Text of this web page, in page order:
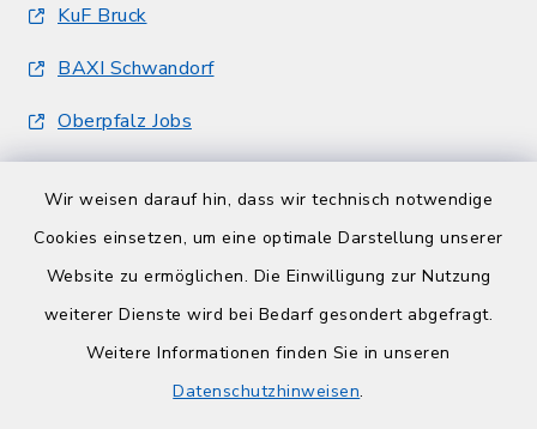
Wir weisen darauf hin, dass wir technisch notwendige
Cookies einsetzen, um eine optimale Darstellung unserer
Website zu ermöglichen. Die Einwilligung zur Nutzung
weiterer Dienste wird bei Bedarf gesondert abgefragt.
Weitere Informationen finden Sie in unseren
Datenschutzhinweisen.
KuF Bruck
BAXI Schwandorf
Oberpfalz Jobs
Barrierefreiheit